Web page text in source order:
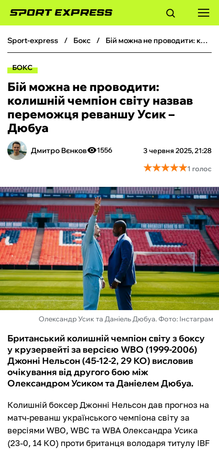
ФУТБОЛ
БОКС
ХОКЕЙ
ТЕНІС
КІБЕРСПОРТ
ЧС-2026
ФУТЗАЛ
ІНШІ
БУКМЕКЕРИ
sport-express бокс Бій можна не проводити: колишній чемпіон світу назвав переможця реваншу Усик – Дюбуа
БОКС
Бій можна не проводити:
колишній чемпіон світу назвав
переможця реваншу Усик –
Дюбуа
Дмитро Вєнков 3 червня 2025, 21:28
1556
★★★★★
★★★★★1 голос
Олександр Усик та Даніель Дюбуа. Фото: Інстаграм
Британський колишній чемпіон світу з боксу
у крузервейті за версією WBO (1999-2006)
Джонні Нельсон (45-12-2, 29 КО) висловив
очікування від другого бою між
Олександром Усиком та Даніелем Дюбуа.
Колишній боксер Джонні Нельсон дав прогноз на
матч-реванш українського чемпіона світу за
версіями WBO, WBC та WBA Олександра Усика
(23-0, 14 КО) проти британця володаря титулу IBF